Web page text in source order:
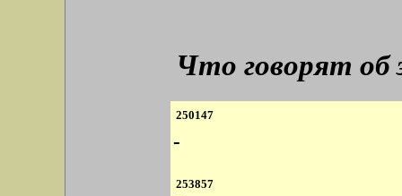
Что говорят
250147
-
253857